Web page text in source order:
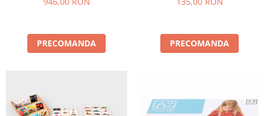
PRECOMANDA PRECOMANDA